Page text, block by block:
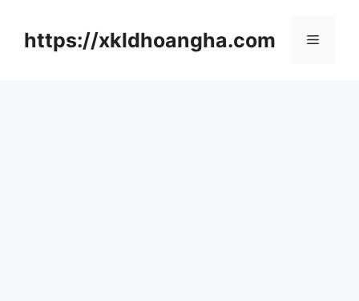
https://xkldhoangha.com 메